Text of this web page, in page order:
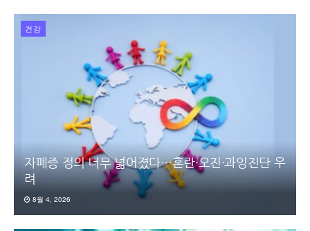
건강
자폐증 정의 너무 넓어졌다…혼란·오진·과잉진단 우
려
8월 4, 2026